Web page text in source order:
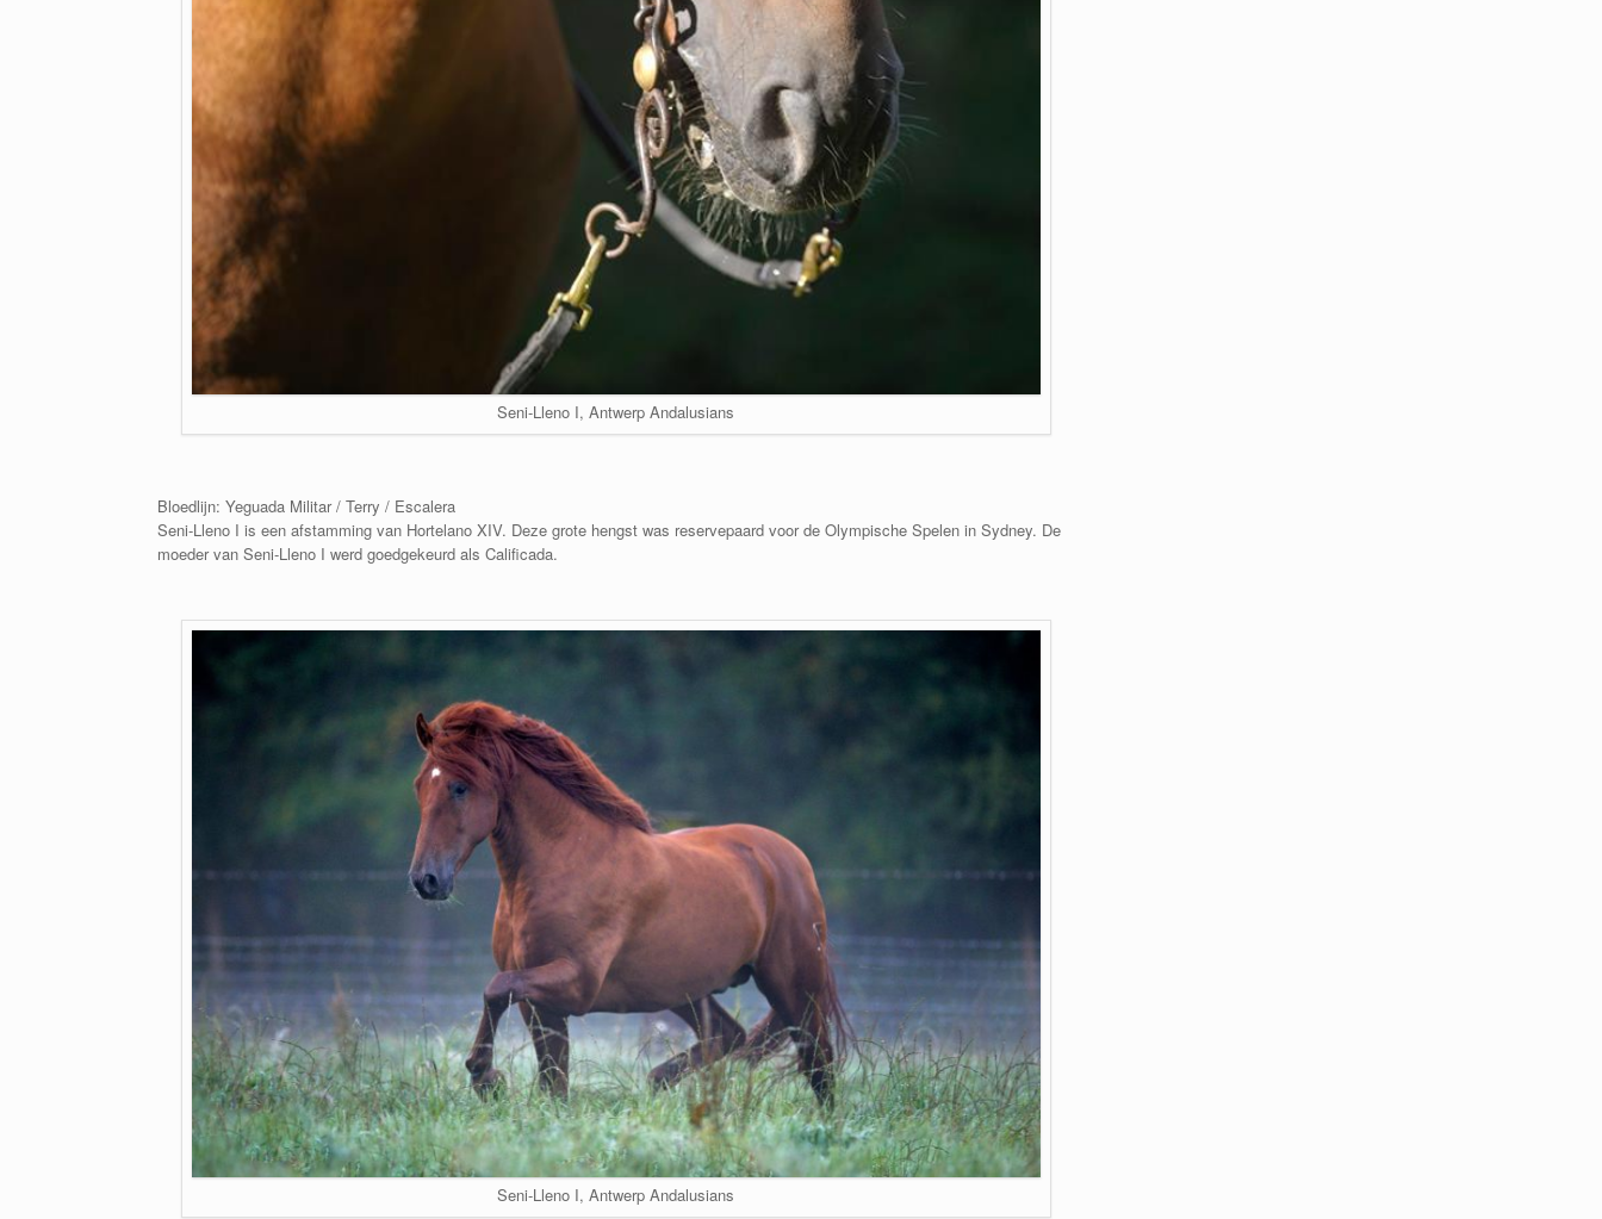
Seni-Lleno I, Antwerp Andalusians
Bloedlijn: Yeguada Militar / Terry / Escalera
Seni-Lleno I is een afstamming van Hortelano XIV. Deze grote hengst was reservepaard voor de Olympische Spelen in Sydney. De
moeder van Seni-Lleno I werd goedgekeurd als Calificada.
Seni-Lleno I, Antwerp Andalusians